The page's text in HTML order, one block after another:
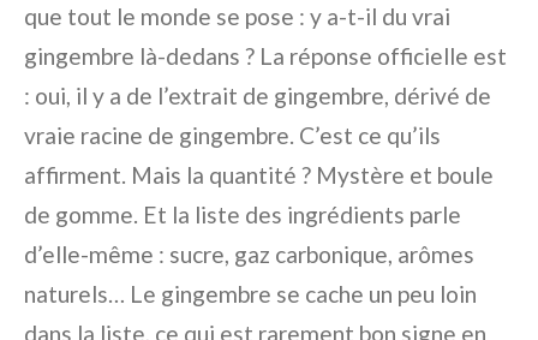
que tout le monde se pose : y a-t-il du vrai
gingembre là-dedans ? La réponse officielle est
: oui, il y a de l’extrait de gingembre, dérivé de
vraie racine de gingembre. C’est ce qu’ils
affirment. Mais la quantité ? Mystère et boule
de gomme. Et la liste des ingrédients parle
d’elle-même : sucre, gaz carbonique, arômes
naturels… Le gingembre se cache un peu loin
dans la liste, ce qui est rarement bon signe en